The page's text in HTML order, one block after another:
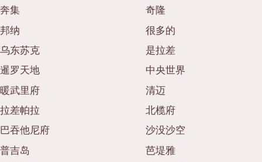
奔集
奇隆
邦纳
很多的
乌东苏克
是拉差
暹罗天地
中央世界
暖武里府
清迈
拉差帕拉
北榄府
巴吞他尼府
沙没沙空
普吉岛
芭堤雅